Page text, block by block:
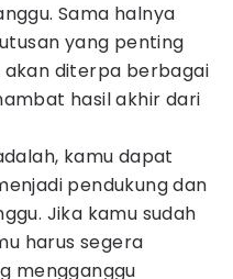
Sama halnya
yang penting
diterpa berbagai
hasil akhir dari
kamu dapat
pendukung dan
Jika kamu sudah
harus segera
mengganggu